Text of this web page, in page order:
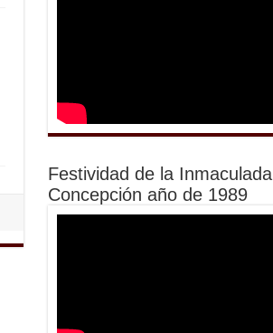
Festividad de la Inmaculada
Concepción año de 1989